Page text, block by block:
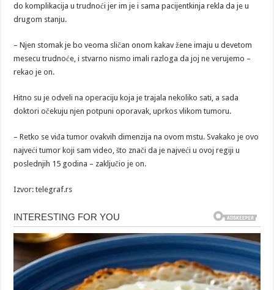
do komplikacija u trudnoći jer im je i sama pacijentkinja rekla da je u
drugom stanju.
– Njen stomak je bo veoma sličan onom kakav žene imaju u devetom
mesecu trudnoće, i stvarno nismo imali razloga da joj ne verujemo –
rekao je on.
Hitno su je odveli na operaciju koja je trajala nekoliko sati, a sada
doktori očekuju njen potpuni oporavak, uprkos vlikom tumoru.
– Retko se viđa tumor ovakvih dimenzija na ovom mstu. Svakako je ovo
najveći tumor koji sam video, što znači da je najveći u ovoj regiji u
poslednjih 15 godina – zaključio je on.
Izvor: telegraf.rs